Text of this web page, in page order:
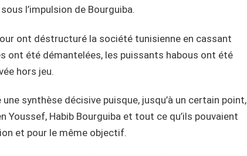
l’impulsion de Bourguiba.
ont déstructuré la société tunisienne en cassant
ont été démantelées, les puissants habous ont été
hors jeu.
synthèse décisive puisque, jusqu’à un certain point,
Youssef, Habib Bourguiba et tout ce qu’ils pouvaient
et pour le même objectif.